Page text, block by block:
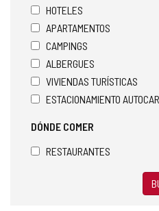
HOTELES
APARTAMENTOS
CAMPINGS
ALBERGUES
VIVIENDAS TURÍSTICAS
ESTACIONAMIENTO
DÓNDE COMER
RESTAURANTES